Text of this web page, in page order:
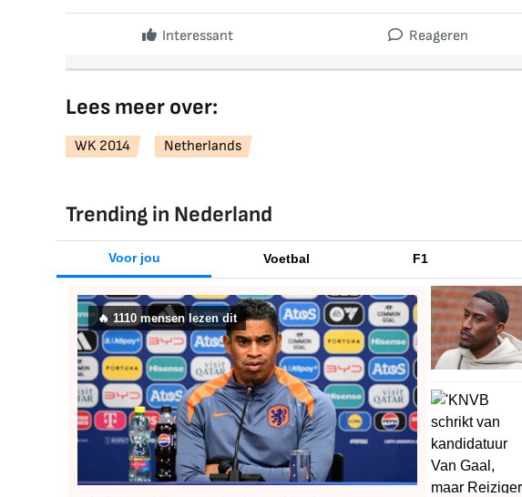
Interessant Reageren
Lees meer over:
WK 2014 Netherlands
Trending in Nederland
Voor jou Voetbal F1
🔥1102 mensen lezen dit